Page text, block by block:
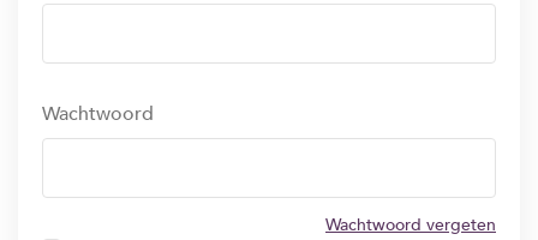
Wachtwoord
Wachtwoord vergeten